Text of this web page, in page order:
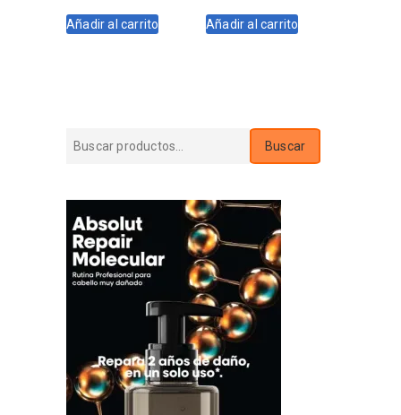
era:
es:
Añadir al carrito
era:
es:
Añadir al carrito
Buscar
Buscar